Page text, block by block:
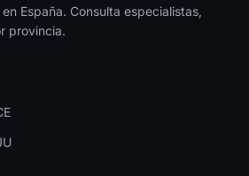
España. Consulta especialistas,
provincia.